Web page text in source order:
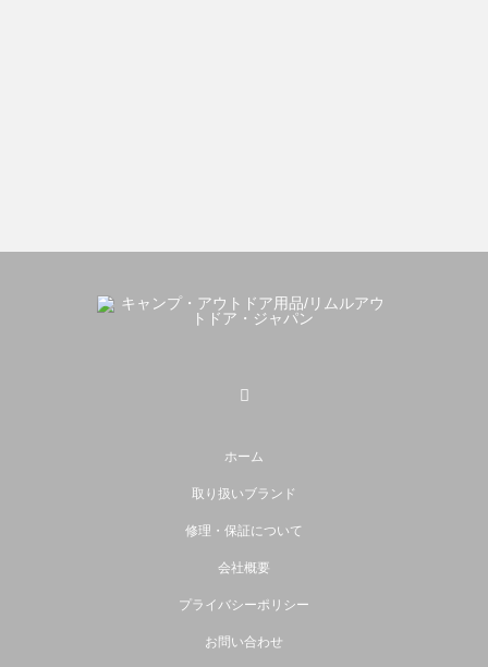
ホーム
取り扱いブランド
修理・保証について
会社概要
プライバシーポリシー
お問い合わせ